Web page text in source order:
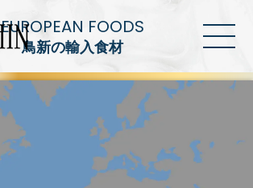
EUROPEAN FOODS
鳥新の輸入食材